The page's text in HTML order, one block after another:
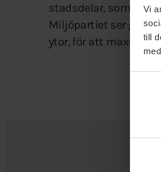
Vi
till
stadsdelar, som
Miljöpartiet ser
ytor, för att